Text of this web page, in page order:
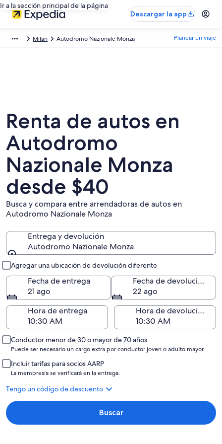
Ir a la sección principal de la página
Descargar la app
Milán Autodromo Nazionale Monza Planear un viaje
Renta de autos en
Autodromo
Nazionale Monza
desde $40
Busca y compara entre arrendadoras de autos en
Autodromo Nazionale Monza
Entrega y devolución
Autodromo Nazionale Monza
Agregar una ubicación de devolución diferente
Fecha de entrega
21 ago
Fecha de devolución
22 ago
Hora de entrega
Hora de devolución
Conductor menor de 30 o mayor de 70 años
Puede ser necesario un cargo extra por conductor joven o adulto mayor.
Incluir tarifas para socios AARP
La membresía se verificará en la entrega.
Tengo un código de descuento
Buscar